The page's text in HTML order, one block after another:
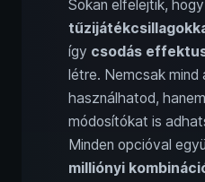
Sokan elfelejtik, hogy
így csodás
létre. Nemcsak
használhatod,
módosítókat is
Minden opcióval
milliónyi